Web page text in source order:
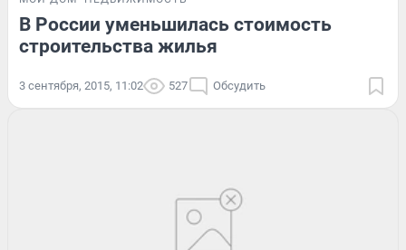
В России уменьшилась стоимость
строительства жилья
3 сентября, 2015, 11:02 527 Обсудить